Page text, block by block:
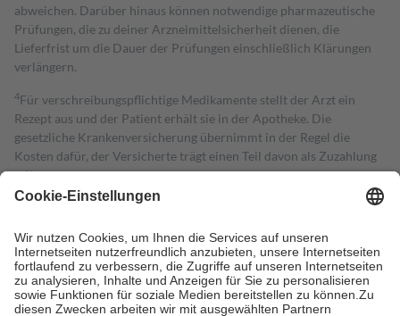
abweichen. Darüber hinaus können notwendige pharmazeutische
Prüfungen, die zu deiner Arzneimittelsicherheit dienen, die
Lieferfrist um die Dauer der Prüfungen einschließlich Klärungen
verlängern.
4Für verschreibungspflichtige Medikamente stellt der Arzt ein
Rezept aus und der Patient erhält sie in der Apotheke. Die
gesetzliche Krankenversicherung übernimmt in der Regel die
Kosten dafür, der Versicherte trägt einen Teil davon als Zuzahlung
mit.
Grundsätzlich leisten Mitglieder Zuzahlungen in Höhe von zehn
höchstens zehn Euro.
Es sind jedoch nie mehr als die tatsächlichen
Kosten der Leistung zu entrichten.
Diese Regeln gelten grundsätzlich auch für Online-Apotheken.
Bei Heilmitteln und häuslicher Krankenpflege beträgt die
Zuzahlung zehn Prozent der Kosten sowie zehn Euro je